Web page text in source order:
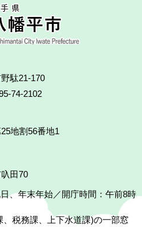
駄21-170
74-2102
地割56番地1
田70
、年末年始／開庁時間：午前8時
税務課、上下水道課)の一部窓